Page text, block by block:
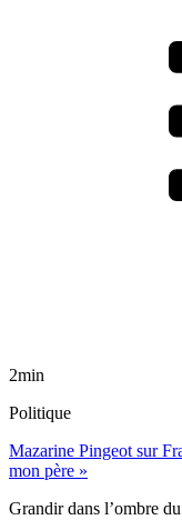
2min
Politique
Mazarine Pingeot sur
mon père »
Grandir dans l’ombre